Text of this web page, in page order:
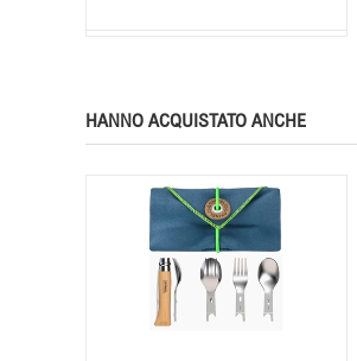
HANNO ACQUISTATO ANCHE